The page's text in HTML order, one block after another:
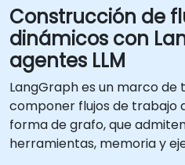
Construcción de
dinámicos con
agentes LLM
LangGraph es un marco
componer flujos de trabajo
forma de grafo, que
herramientas, memoria y